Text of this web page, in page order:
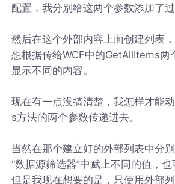
配置，我分别给这两个参数添加了过
然后在这个外部内容上面创建列表
想根据传给WCF中的GetAllItems两
显示不同的内容。
现在有一点没搞清楚，我怎样才能
s方法的两个参数传递进去。
当然在那个建立好的外部列表中分
“数据源筛选器”中赋上不同的值，也
但是我现在想要的是，只使用外部